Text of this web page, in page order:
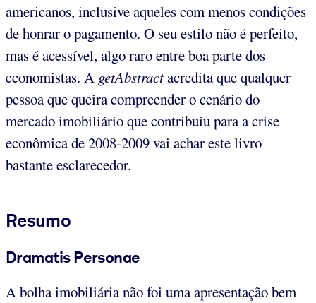
americanos, inclusive aqueles com menos condições
de honrar o pagamento. O seu estilo não é perfeito,
mas é acessível, algo raro entre boa parte dos
economistas. A getAbstractacredita que qualquer
pessoa que queira compreender o cenário do
mercado imobiliário que contribuiu para a crise
econômica de 2008-2009 vai achar este livro
bastante esclarecedor.
Resumo
Dramatis Personae
A bolha imobiliária não foi uma apresentação bem